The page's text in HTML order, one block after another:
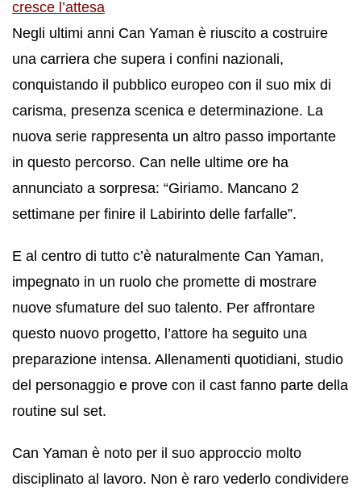
cresce l’attesa
Negli ultimi anni Can Yaman è riuscito a costruire
una carriera che supera i confini nazionali,
conquistando il pubblico europeo con il suo mix di
carisma, presenza scenica e determinazione. La
nuova serie rappresenta un altro passo importante
in questo percorso. Can nelle ultime ore ha
annunciato a sorpresa: “Giriamo. Mancano 2
settimane per finire il Labirinto delle farfalle”.
E al centro di tutto c’è naturalmente Can Yaman,
impegnato in un ruolo che promette di mostrare
nuove sfumature del suo talento. Per affrontare
questo nuovo progetto, l’attore ha seguito una
preparazione intensa. Allenamenti quotidiani, studio
del personaggio e prove con il cast fanno parte della
routine sul set.
Can Yaman è noto per il suo approccio molto
disciplinato al lavoro. Non è raro vederlo condividere